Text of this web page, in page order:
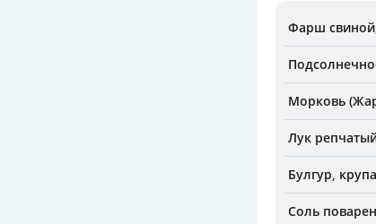
Фарш
Морковь
Лук
Булгур, крупа
Соль